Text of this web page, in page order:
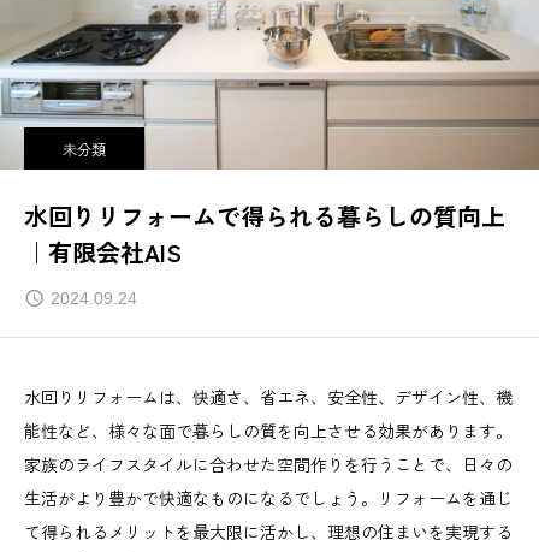
未分類
水回りリフォームで得られる暮らしの質向上
｜有限会社AIS
2024.09.24
水回りリフォームは、快適さ、省エネ、安全性、デザイン性、機
能性など、様々な面で暮らしの質を向上させる効果があります。
家族のライフスタイルに合わせた空間作りを行うことで、日々の
生活がより豊かで快適なものになるでしょう。リフォームを通じ
て得られるメリットを最大限に活かし、理想の住まいを実現する